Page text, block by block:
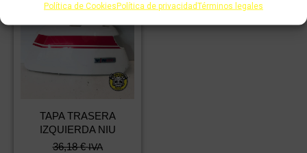
Política de CookiesPolítica de privacidadTérminos legales
TAPA TRASERA
IZQUIERDA NIU
36,18€ IVA